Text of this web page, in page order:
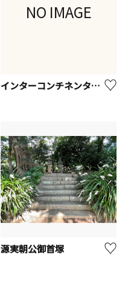
NO IMAGE
インターコンチネンタル横浜Pier８ 鮨処「かたばみ」
源実朝公御首塚